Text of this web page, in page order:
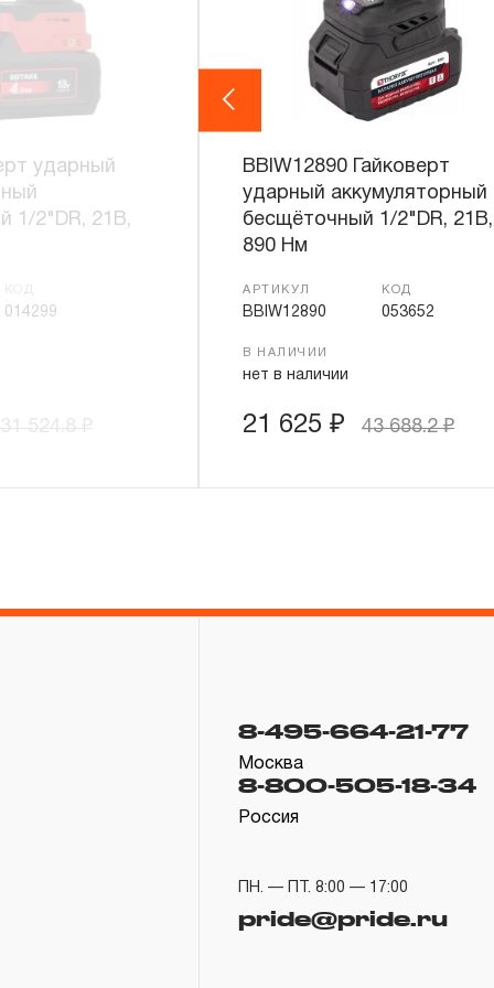
Previous
ударный
1/2"DR, 21В,
014299
BBIW12890 Гайковерт
ударный аккумуляторный
бесщёточный 1/2"DR, 21В,
890 Нм
АРТИКУЛ
BBIW12890
КОД
053652
В НАЛИЧИИ
нет в наличии
21 625 ₽ 43 688.2₽
8-495-664-21-77
Москва
8-800-505-18-34
Россия
ПН. — ПТ. 8:00 — 17:00
pride@pride.ru